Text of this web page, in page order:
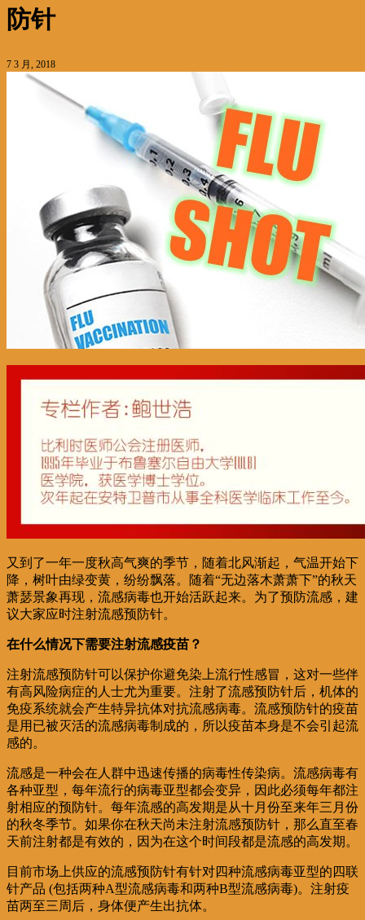
防针
7 3 月, 2018
又到了一年一度秋高气爽的季节，随着北风渐起，气温开始下
降，树叶由绿变黄，纷纷飘落。随着“无边落木萧萧下”的秋天
萧瑟景象再现，流感病毒也开始活跃起来。为了预防流感，建
议大家应时注射流感预防针。
在什么情况下需要注射流感疫苗？
注射流感预防针可以保护你避免染上流行性感冒，这对一些伴
有高风险病症的人士尤为重要。注射了流感预防针后，机体的
免疫系统就会产生特异抗体对抗流感病毒。流感预防针的疫苗
是用已被灭活的流感病毒制成的，所以疫苗本身是不会引起流
感的。
流感是一种会在人群中迅速传播的病毒性传染病。流感病毒有
各种亚型，每年流行的病毒亚型都会变异，因此必须每年都注
射相应的预防针。每年流感的高发期是从十月份至来年三月份
的秋冬季节。如果你在秋天尚未注射流感预防针，那么直至春
天前注射都是有效的，因为在这个时间段都是流感的高发期。
目前市场上供应的流感预防针有针对四种流感病毒亚型的四联
针产品 (包括两种A型流感病毒和两种B型流感病毒)。注射疫
苗两至三周后，身体便产生出抗体。